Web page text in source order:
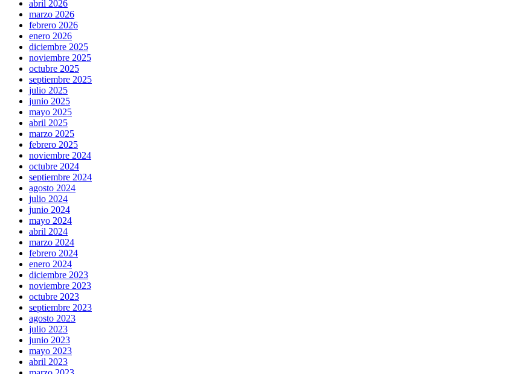
abril 2026
marzo 2026
febrero 2026
enero 2026
diciembre 2025
noviembre 2025
octubre 2025
septiembre 2025
julio 2025
junio 2025
mayo 2025
abril 2025
marzo 2025
febrero 2025
noviembre 2024
octubre 2024
septiembre 2024
agosto 2024
julio 2024
junio 2024
mayo 2024
abril 2024
marzo 2024
febrero 2024
enero 2024
diciembre 2023
noviembre 2023
octubre 2023
septiembre 2023
agosto 2023
julio 2023
junio 2023
mayo 2023
abril 2023